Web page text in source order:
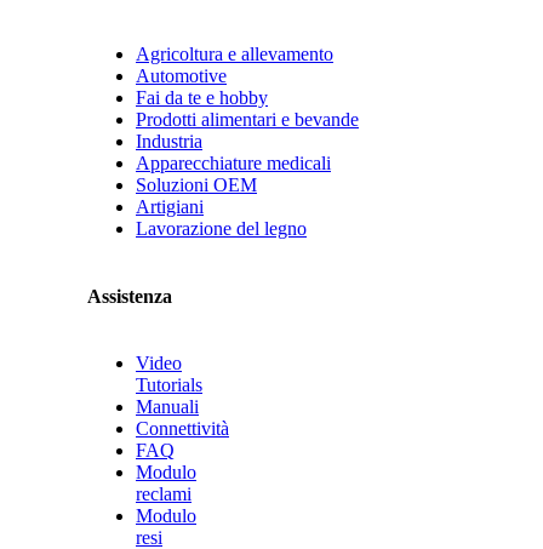
Agricoltura e allevamento
Automotive
Fai da te e hobby
Prodotti alimentari e bevande
Industria
Apparecchiature medicali
Soluzioni OEM
Artigiani
Lavorazione del legno
Assistenza
Video
Tutorials
Manuali
Connettività
FAQ
Modulo
reclami
Modulo
resi